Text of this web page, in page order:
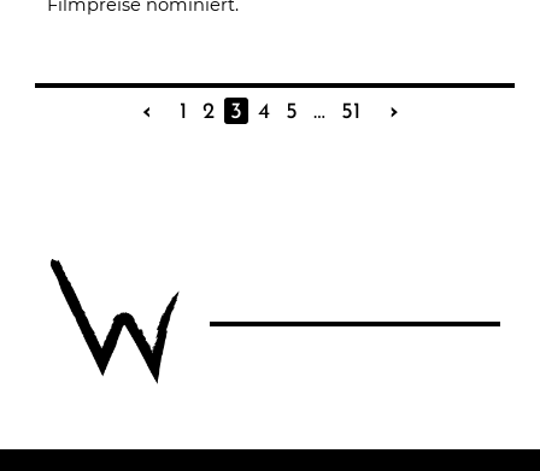
‹ 1 2 3 4 5 … 51 ›